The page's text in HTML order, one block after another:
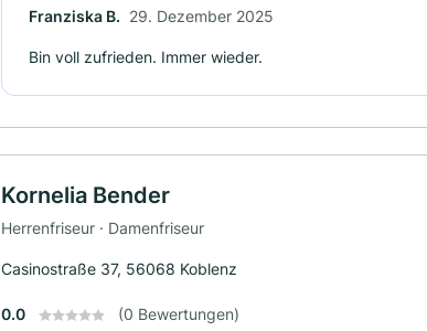
Franziska B. 29. Dezember 2025
Bin voll zufrieden. Immer wieder.
Kornelia Bender
Herrenfriseur · Damenfriseur
Casinostraße 37, 56068 Koblenz
0.0 (0 Bewertungen)